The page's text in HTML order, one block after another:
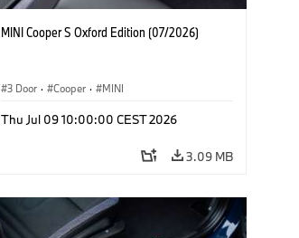
MINI Cooper S Oxford Edition (07/2026)
3 Door · Cooper · MINI
Thu Jul 09 10:00:00 CEST 2026
3.09 MB